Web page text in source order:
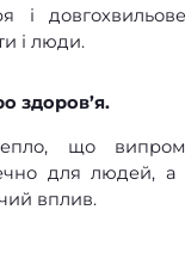
і
і люди.
здоров’я.
що
для людей,
вплив.